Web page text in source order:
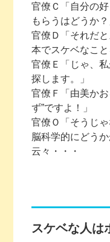
官僚Ｃ「自分の
もらうはどうか？
官僚Ｄ「それだ
本でスケベなこ
官僚Ｅ「じゃ、
探します。」
官僚Ｆ「由美か
ず”ですよ！」
官僚Ｏ「そうじ
脳科学的にどう
云々・・・
スケベな人は